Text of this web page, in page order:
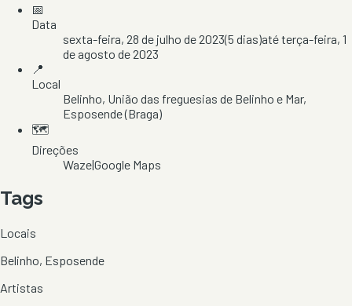
📅
Data
sexta-feira, 28 de julho de 2023(5 dias)atéterça-feira, 1
de agosto de 2023
📍
Local
Belinho, União das freguesias de Belinho e Mar,
Esposende(Braga)
🗺️
Direções
Waze|Google Maps
Tags
Locais
Belinho, Esposende
Artistas